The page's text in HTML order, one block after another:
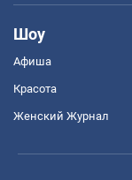
Шоу
Афиша
Красота
Женский Журнал